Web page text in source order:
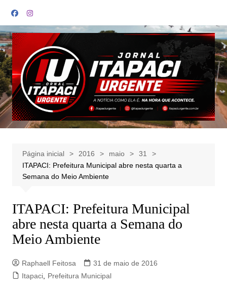
para
o
conteúdo
Página inicial 2016 maio
31
ITAPACI: Prefeitura Municipal abre nesta quarta a
Semana do Meio Ambiente
ITAPACI: Prefeitura Municipal
abre nesta quarta a Semana do
Meio Ambiente
Raphaell Feitosa
31 de maio de 2016
Itapaci, Prefeitura Municipal